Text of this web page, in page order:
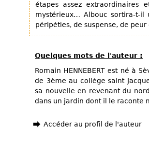
étapes assez extraordinaires
mystérieux… Albouc sortira-t-
péripéties, de suspense, de
Quelques mots de l'auteur :
Romain HENNEBERT est né à
de 3ème au collège saint
sa nouvelle en revenant du
dans un jardin dont il le raconte
Accéder au profil de l'auteur